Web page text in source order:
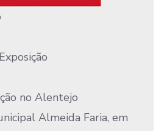
no Alentejo
Almeida Faria, em